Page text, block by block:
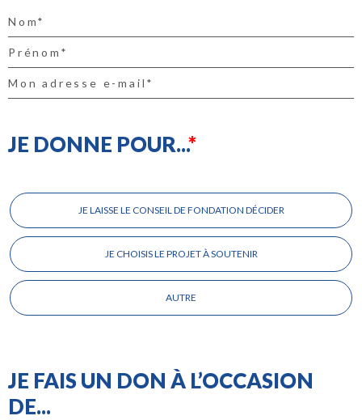
JE DONNE POUR...
Je
donne
pour...
JE LAISSE LE CONSEIL DE FONDATION DÉCIDER
JE CHOISIS LE PROJET À SOUTENIR
AUTRE
JE FAIS UN DON À L’OCCASION
DE...